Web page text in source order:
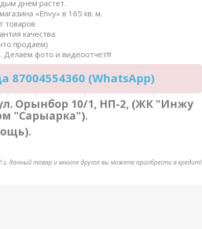
днём растет.
«Envy» в 165 кв. м.
товаров.
качества.
продаем)
Делаем фото и видеоотчет!!!
(WhatsApp)
Орынбор 10/1, НП-2, (ЖК "Инжу
"Сарыарка").
данный товар и многое другое вы можете приобрести в кредит!